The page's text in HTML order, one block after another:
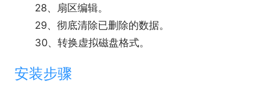
28、扇区编辑。
29、彻底清除已删除的数据。
30、转换虚拟磁盘格式。
安装步骤